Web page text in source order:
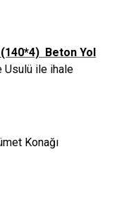
Beton Yol
Usulü ile ihale
Konağı